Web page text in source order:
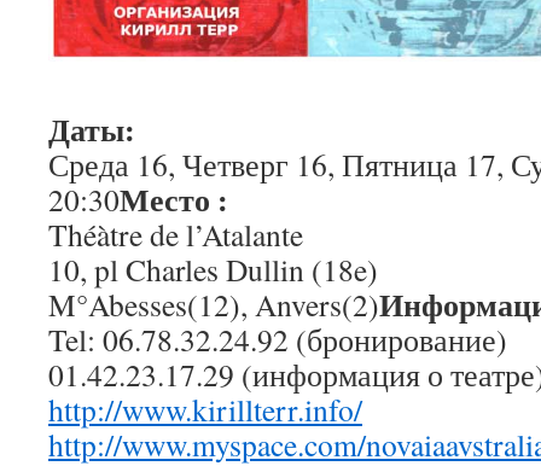
Даты:
Среда 16, Четверг 16, Пятница 17,
20:30Место :
Théàtre de l’Atalante
10, pl Charles Dullin (18e)
M°Abesses(12), Anvers(2)
Tel: 06.78.32.24.92 (бронирование)
01.42.23.17.29 (информация о
http://www.kirillterr.info/
http://www.myspace.com/